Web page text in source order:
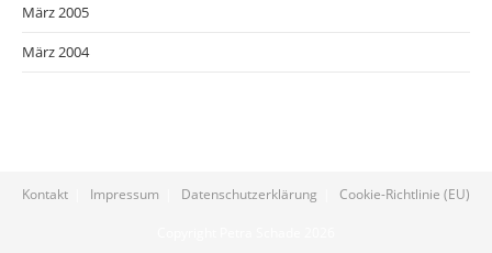
März 2005
März 2004
Kontakt Impressum Datenschutzerklärung Cookie-Richtlinie (EU)